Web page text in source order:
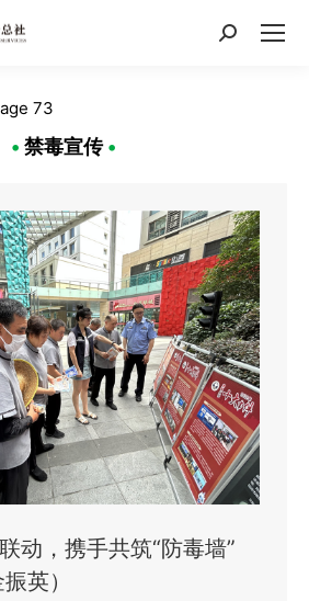
搜
73
• 禁毒宣传•
动，携手共筑“防毒墙”
英）